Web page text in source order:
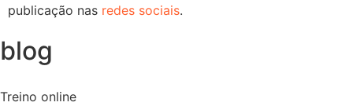
publicação nas redes sociais.
blog
Treino online